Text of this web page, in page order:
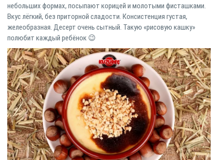
небольших формах, посыпают корицей и молотыми фисташками.
Вкус лёгкий, без приторной сладости. Консистенция густая,
желеобразная. Десерт очень сытный. Такую «рисовую кашку»
полюбит каждый ребёнок 😉⠀